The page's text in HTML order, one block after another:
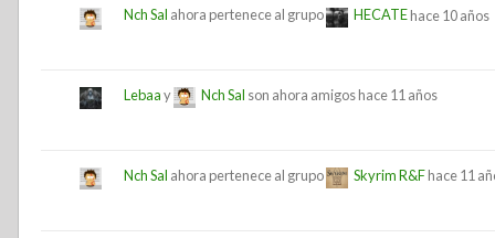
Nch Sal ahora pertenece al grupo HECATEhace 10 años
Lebaay Nch Sal son ahora amigoshace 11 años
Nch Sal ahora pertenece al grupo Skyrim R&Fhace 11